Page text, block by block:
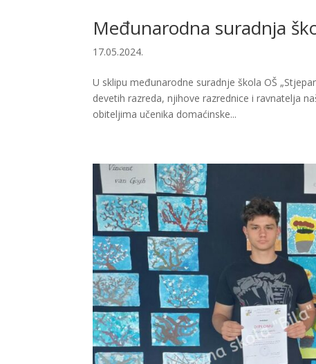
Međunarodna suradnja
17.05.2024.
U sklipu međunarodne suradnje škola OŠ
devetih razreda, njihove razrednice i ravnatelja
obiteljima učenika domaćinske...